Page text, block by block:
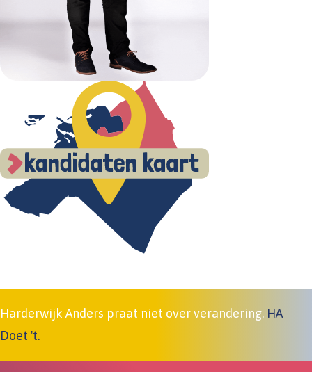
Harderwijk Anders praat niet over verandering. HA
Doet 't.